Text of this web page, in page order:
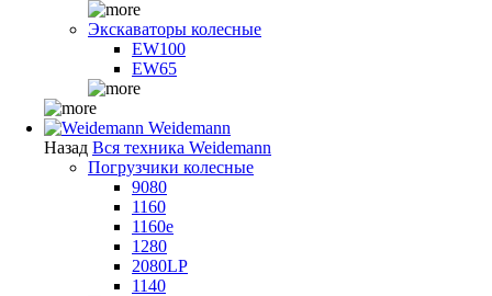
Экскаваторы колесные
EW100
EW65
Weidemann
Назад Вся техника Weidemann
Погрузчики колесные
9080
1160
1160e
1280
2080LP
1140